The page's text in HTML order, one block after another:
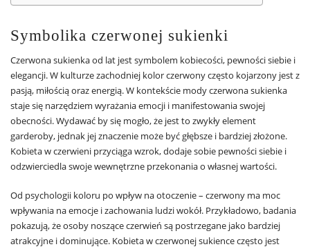
Symbolika czerwonej sukienki
Czerwona sukienka od lat jest symbolem kobiecości, pewności siebie i
elegancji. W kulturze zachodniej kolor czerwony często kojarzony jest z
pasją, miłością oraz energią. W kontekście mody czerwona sukienka
staje się narzędziem wyrażania emocji i manifestowania swojej
obecności. Wydawać by się mogło, że jest to zwykły element
garderoby, jednak jej znaczenie może być głębsze i bardziej złożone.
Kobieta w czerwieni przyciąga wzrok, dodaje sobie pewności siebie i
odzwierciedla swoje wewnętrzne przekonania o własnej wartości.
Od psychologii koloru po wpływ na otoczenie – czerwony ma moc
wpływania na emocje i zachowania ludzi wokół. Przykładowo, badania
pokazują, że osoby noszące czerwień są postrzegane jako bardziej
atrakcyjne i dominujące. Kobieta w czerwonej sukience często jest